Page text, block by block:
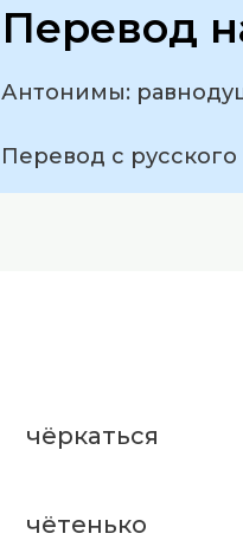
Перевод
Антонимы:
Перевод с
чёркаться
чётенько